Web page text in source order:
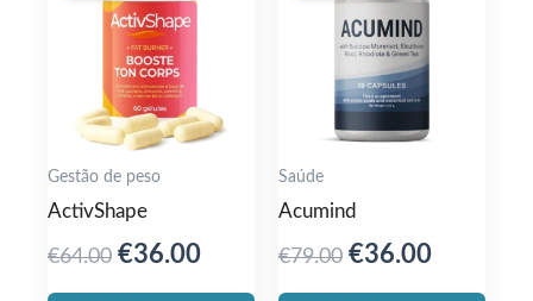
Gestão de peso
ActivShape
€64.00 Original
price
€36.00Current
price
Saúde
Acumind
€79.00 Original
price
€36.00Current
price